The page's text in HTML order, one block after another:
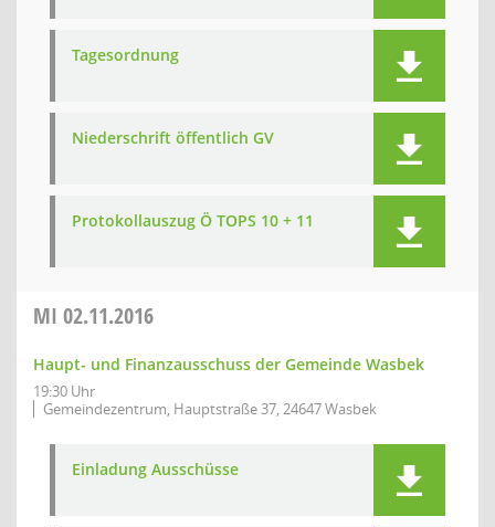
Tagesordnung
Niederschrift öffentlich GV
Protokollauszug Ö TOPS 10 + 11
MI 02.11.2016
Haupt- und Finanzausschuss der Gemeinde Wasbek
19:30 Uhr
Gemeindezentrum, Hauptstraße 37, 24647 Wasbek
Einladung Ausschüsse